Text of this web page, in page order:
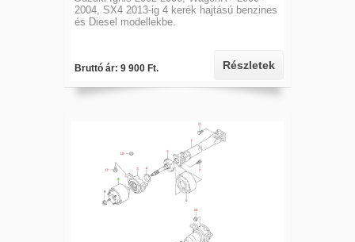
2004, SX4 2013-ig 4 kerék hajtású benzines
és Diesel modellekbe.
Bruttó ár: 9 900 Ft. Részletek